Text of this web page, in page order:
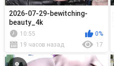
2026-07-29-bewitching-
beauty_4k
10:55
0%
19 часов назад
17